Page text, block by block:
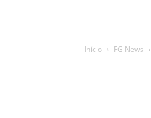
Início FG News